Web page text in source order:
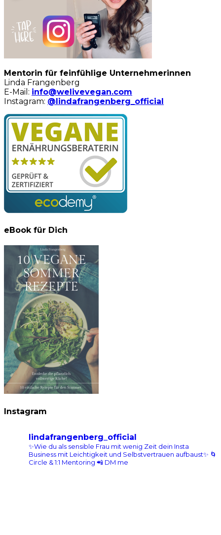
Mentorin für feinfühlige Unternehmerinnen
Linda Frangenberg
E-Mail: info@welivevegan.com
Instagram: @lindafrangenberg_official
eBook für Dich
Instagram
lindafrangenberg_official
✨Wie du als sensible Frau mit wenig Zeit dein Insta
Business mit Leichtigkeit und Selbstvertrauen aufbaust✨ 🌀
Circle & 1:1 Mentoring 📲 DM me